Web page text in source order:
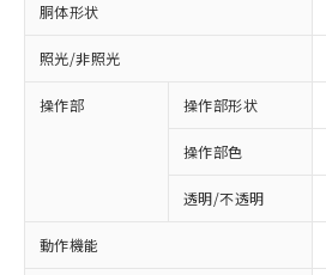
胴体形状
照光/非照光
操作部 操作部形状
操作部色
透明/不透明
動作機能